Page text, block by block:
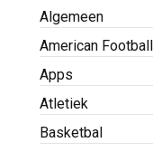
Algemeen
American Football
Apps
Atletiek
Basketbal